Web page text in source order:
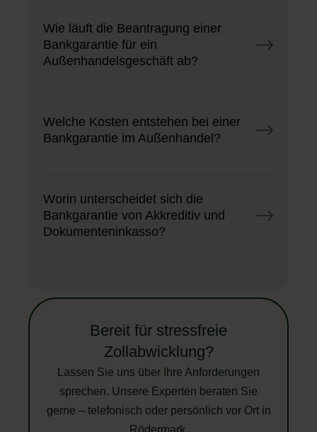
Wie läuft die Beantragung einer
Bankgarantie für ein
Außenhandelsgeschäft ab?
Welche Kosten entstehen bei einer
Bankgarantie im Außenhandel?
Worin unterscheidet sich die
Bankgarantie von Akkreditiv und
Dokumenteninkasso?
Bereit für stressfreie
Zollabwicklung?
Lassen Sie uns über Ihre Anforderungen
sprechen. Unsere Experten beraten Sie
gerne – telefonisch oder persönlich vor Ort in
Rödermark.